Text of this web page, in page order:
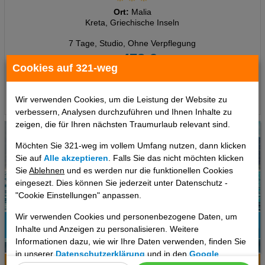
Cookies auf 321-weg
Wir verwenden Cookies, um die Leistung der Website zu
verbessern, Analysen durchzuführen und Ihnen Inhalte zu
zeigen, die für Ihren nächsten Traumurlaub relevant sind.
Möchten Sie 321-weg im vollem Umfang nutzen, dann klicken
Sie aufAlle akzeptieren . Falls Sie das nicht möchten klicken
SieAblehnen und es werden nur die funktionellen Cookies
eingesezt. Dies können Sie jederzeit unter Datenschutz -
"Cookie Einstellungen" anpassen.
Wir verwenden Cookies und personenbezogene Daten, um
Inhalte und Anzeigen zu personalisieren. Weitere
Informationen dazu, wie wir Ihre Daten verwenden, finden Sie
in unsererDatenschutzerklärung und in denGoogle
Ort: Malia
Kreta, Griechische Inseln
7 Tage, Studio, Ohne Verpflegung
478 €
pro Person
Termine
46%
Empfehlung
Hotelinfo Bilder Karte